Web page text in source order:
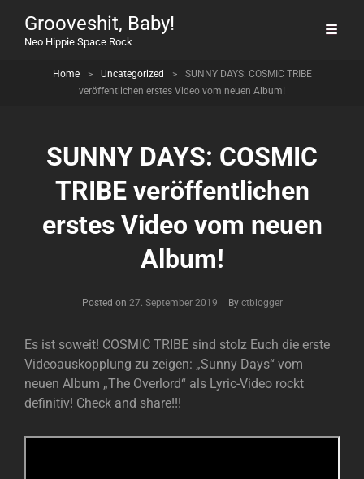
Grooveshit, Baby!
Neo Hippie Space Rock
Home > Uncategorized >
SUNNY DAYS: COSMIC TRIBE
veröffentlichen erstes Video vom neuen Album!
SUNNY DAYS: COSMIC
TRIBE veröffentlichen
erstes Video vom neuen
Album!
Posted on 27. September 2019 By Byline
ctblogger
Es ist soweit! COSMIC TRIBE sind stolz Euch die erste
Videoauskopplung zu zeigen: „Sunny Days“ vom
neuen Album „The Overlord“ als Lyric-Video rockt
definitiv! Check and share!!!